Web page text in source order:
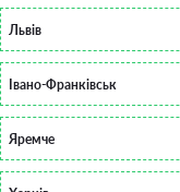
Львів
Івано-Франківськ
Яремче